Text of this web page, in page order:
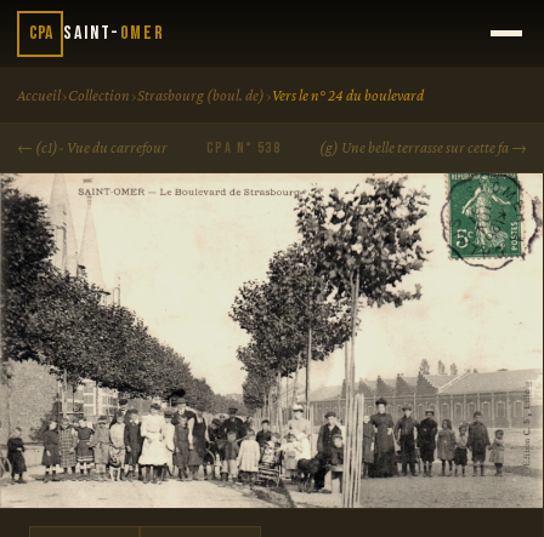
CPA Saint- Omer
Accueil›Collection ›Strasbourg (boul. de) ›Vers le n° 24 du boulevard
← (c1)- Vue du carrefour CPA N° 538 (g) Une belle terrasse sur cette fa →